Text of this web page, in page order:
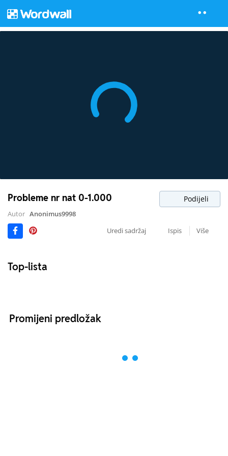
Probleme nr nat 0-1.000 Podijeli
Autor Anonimus9998
Uredi sadržaj
Ispis Više
Top-lista
Promijeni predložak